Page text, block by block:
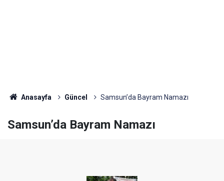
Anasayfa Güncel Samsun’da Bayram Namazı
Samsun’da Bayram Namazı